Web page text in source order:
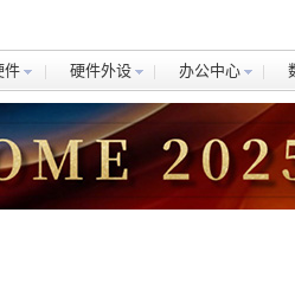
件 硬件外设 办公中心